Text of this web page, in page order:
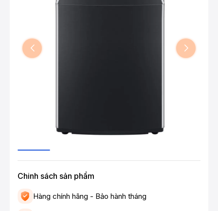
Chinh sách sản phẩm
Hàng chính hãng - Bảo hành tháng